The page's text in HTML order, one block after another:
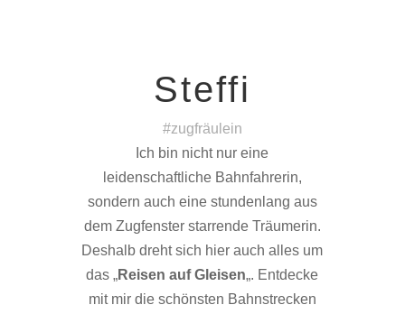
Steffi
#zugfräulein
Ich bin nicht nur eine
leidenschaftliche Bahnfahrerin,
sondern auch eine stundenlang aus
dem Zugfenster starrende Träumerin.
Deshalb dreht sich hier auch alles um
das „Reisen auf Gleisen„. Entdecke
mit mir die schönsten Bahnstrecken